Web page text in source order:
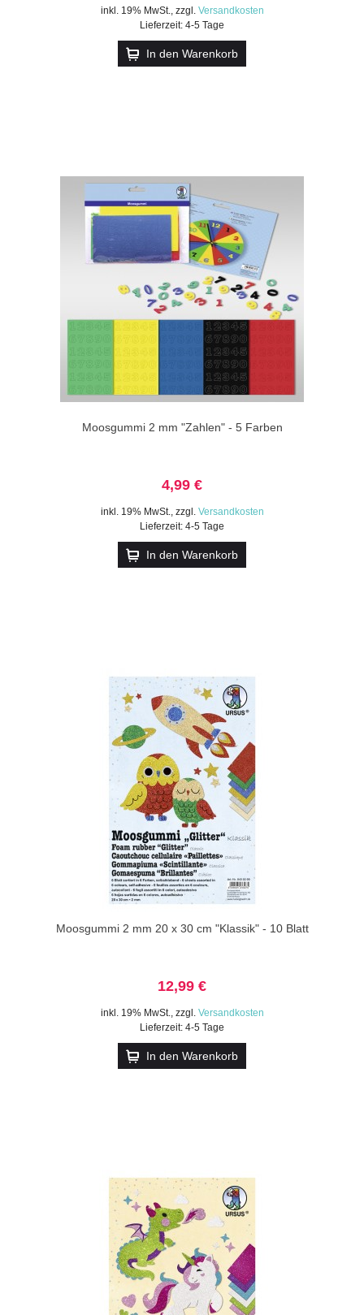
inkl. 19% MwSt., zzgl. Versandkosten
Lieferzeit: 4-5 Tage
In den Warenkorb
Moosgummi 2 mm "Zahlen" - 5 Farben
4,99 €
inkl. 19% MwSt., zzgl. Versandkosten
Lieferzeit: 4-5 Tage
In den Warenkorb
Moosgummi 2 mm 20 x 30 cm "Klassik" - 10 Blatt
12,99 €
inkl. 19% MwSt., zzgl. Versandkosten
Lieferzeit: 4-5 Tage
In den Warenkorb